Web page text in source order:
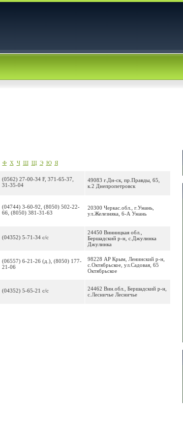
Ф Х Ч Ш Щ Э Ю Я
(0562) 27-00-34 F, 371-65-37,
31-35-04
49083 г.Дн-ск, пр.Правды, 65,
к.2 Днепропетровск
(04744) 3-60-92, (8050) 502-22-
66, (8050) 381-31-63
20300 Черкас.обл., г.Умань,
ул.Железняка, 6-А Умань
(04352) 5-71-34 с/с
24450 Винницкая обл.,
Бершадский р-н, с.Джулинка
Джулинка
(06557) 6-21-26 (д.), (8050) 177-
21-06
98228 АР Крым, Ленинский р-н,
с.Октябрьское, ул.Садовая, 65
Октябрьское
(04352) 5-65-21 с/с
24462 Вин.обл., Бершадский р-н,
с.Лесничье Лесничье